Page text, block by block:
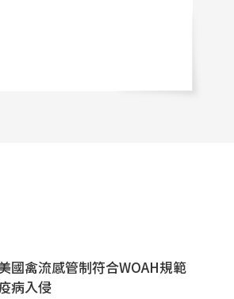
國禽流感管制符合WOAH規範
病入侵